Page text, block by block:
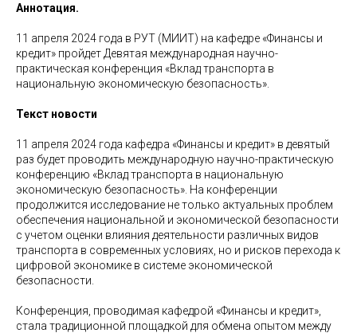
Аннотация.
11 апреля 2024 года в РУТ (МИИТ) на кафедре «Финансы и
кредит» пройдет Девятая международная научно-
практическая конференция «Вклад транспорта в
национальную экономическую безопасность».
Текст новости
11 апреля 2024 года кафедра «Финансы и кредит» в девятый
раз будет проводить международную научно-практическую
конференцию «Вклад транспорта в национальную
экономическую безопасность». На конференции
продолжится исследование не только актуальных проблем
обеспечения национальной и экономической безопасности
с учетом оценки влияния деятельности различных видов
транспорта в современных условиях, но и рисков перехода к
цифровой экономике в системе экономической
безопасности.
Конференция, проводимая кафедрой «Финансы и кредит»,
стала традиционной площадкой для обмена опытом между